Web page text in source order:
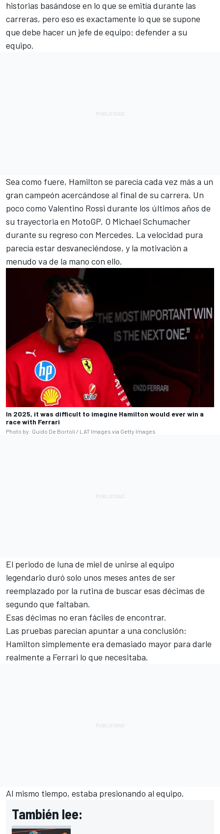
historias basándose en lo que se emitía durante las
carreras, pero eso es exactamente lo que se supone
que debe hacer un jefe de equipo: defender a su
equipo.
Sea como fuere, Hamilton se parecía cada vez más a un
gran campeón acercándose al final de su carrera. Un
poco como Valentino Rossi durante los últimos años de
su trayectoria en MotoGP. O Michael Schumacher
durante su regreso con Mercedes. La velocidad pura
parecía estar desvaneciéndose, y la motivación a
menudo va de la mano con ello.
In 2025, it was difficult to imagine Hamilton would ever win a
race with Ferrari
Photo by: Guido De Bortoli / LAT Images via Getty Images
El periodo de luna de miel de unirse al equipo
legendario duró solo unos meses antes de ser
reemplazado por la rutina de buscar esas décimas de
segundo que faltaban.
Esas décimas no eran fáciles de encontrar.
Las pruebas parecían apuntar a una conclusión:
Hamilton simplemente era demasiado mayor para darle
realmente a Ferrari lo que necesitaba.
Al mismo tiempo, estaba presionando al equipo.
También lee: